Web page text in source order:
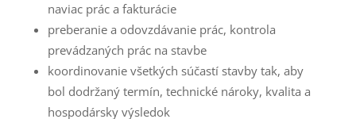
naviac prác a fakturácie
preberanie a odovzdávanie prác, kontrola
prevádzaných prác na stavbe
koordinovanie všetkých súčastí stavby tak, aby
bol dodržaný termín, technické nároky, kvalita a
hospodársky výsledok